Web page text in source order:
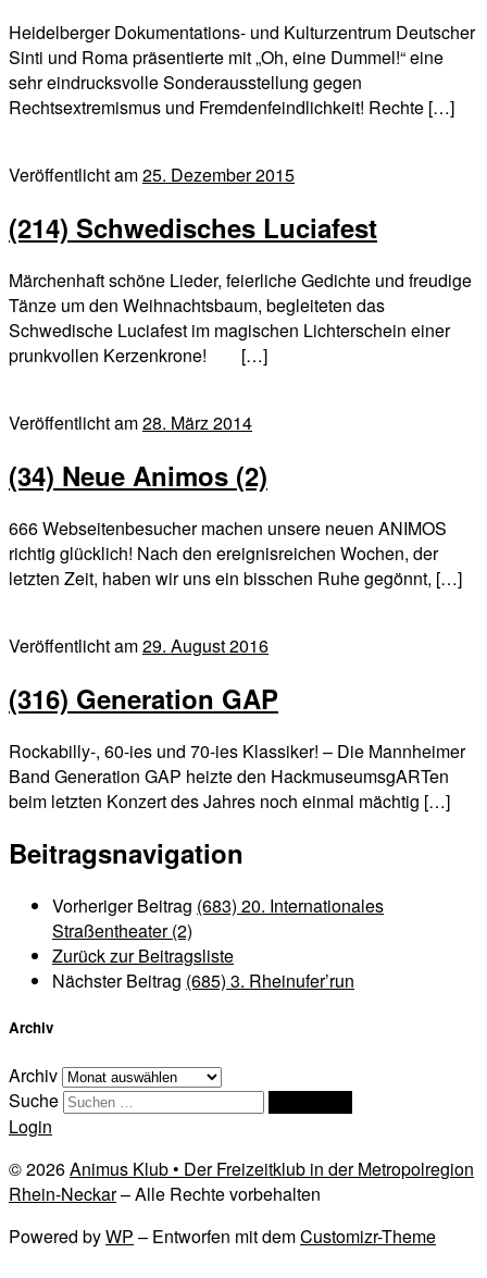
Heidelberger Dokumentations- und Kulturzentrum Deutscher
Sinti und Roma präsentierte mit „Oh, eine Dummel!“ eine
sehr eindrucksvolle Sonderausstellung gegen
Rechtsextremismus und Fremdenfeindlichkeit! Rechte […]
Veröffentlicht am25. Dezember 2015
(214) Schwedisches Luciafest
Märchenhaft schöne Lieder, feierliche Gedichte und freudige
Tänze um den Weihnachtsbaum, begleiteten das
Schwedische Luciafest im magischen Lichterschein einer
prunkvollen Kerzenkrone! […]
Veröffentlicht am28. März 2014
(34) Neue Animos (2)
666 Webseitenbesucher machen unsere neuen ANIMOS
richtig glücklich! Nach den ereignisreichen Wochen, der
letzten Zeit, haben wir uns ein bisschen Ruhe gegönnt, […]
Veröffentlicht am29. August 2016
(316) Generation GAP
Rockabilly-, 60-ies und 70-ies Klassiker! – Die Mannheimer
Band Generation GAP heizte den HackmuseumsgARTen
beim letzten Konzert des Jahres noch einmal mächtig […]
Beitragsnavigation
Vorheriger Beitrag (683) 20. Internationales
Straßentheater (2)
Zurück zur Beitragsliste
Nächster Beitrag (685) 3. Rheinufer’run
Archiv
Archiv
Suche
Login
© 2026Animus Klub • Der Freizeitklub in der Metropolregion
Rhein-Neckar– Alle Rechte vorbehalten
Powered byWP – Entworfen mit demCustomizr-Theme